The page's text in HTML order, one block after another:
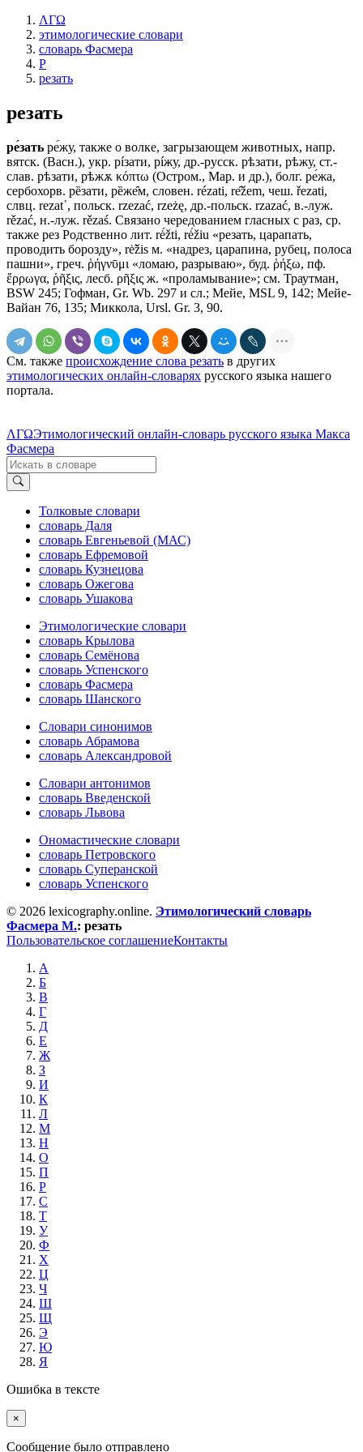
ΛΓΩ
этимологические словари
словарь Фасмера
Р
резать
резать
ре́зать ре́жу, также о волке, загрызающем животных, напр.
вятск. (Васн.), укр. рíзати, рíжу, др.-русск. рѣзати, рѣжу, ст.-
слав. рѣзати, рѣжѫ κόπτω (Остром., Мар. и др.), болг. ре́жа,
сербохорв. рȅзати, рȅже̑м, словен. rézati, rе̑žеm, чеш. řezati,
слвц. rеzаt᾽, польск. rzezać, rzeżę, др.-польск. rzazać, в.-луж.
rězać, н.-луж. rězaś. Связано чередованием гласных с раз, ср.
также рез Родственно лит. rė́žti, rė́žiu «резать, царапать,
проводить борозду», rė̃žis м. «надрез, царапина, рубец, полоса
пашни», греч. ῥήγνῡμι «ломаю, разрываю», буд. ῥήξω, пф.
ἔρρωγα, ῥῆξις, лесб. ρῆξις ж. «проламывание»; см. Траутман,
ВSW 245; Гофман, Gr. Wb. 297 и сл.; Мейе, МSL 9, 142; Мейе-
Вайан 76, 135; Миккола, Ursl. Gr. 3, 90.
См. также происхождение слова резать в других
этимологических онлайн-словарях русского языка нашего
портала.
ΛΓΩЭтимологический онлайн-словарь русского языка Макса
Фасмера
Толковые словари
словарь Даля
словарь Евгеньевой (МАС)
словарь Ефремовой
словарь Кузнецова
словарь Ожегова
словарь Ушакова
Этимологические словари
словарь Крылова
словарь Семёнова
словарь Успенского
словарь Фасмера
словарь Шанского
Словари синонимов
словарь Абрамова
словарь Александровой
Словари антонимов
словарь Введенской
словарь Львова
Ономастические словари
словарь Петровского
словарь Суперанской
словарь Успенского
© 2026 lexicography.online. Этимологический словарь
Фасмера М.: резать
Пользовательское соглашениеКонтакты
А
Б
В
Г
Д
Е
Ж
З
И
К
Л
М
Н
О
П
Р
С
Т
У
Ф
Х
Ц
Ч
Ш
Щ
Э
Ю
Я
Ошибка в тексте
×
Cообщение было отправлено